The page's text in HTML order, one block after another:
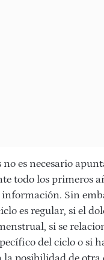
no es necesario
todo los primeros
Sin
es regular, si el
si se
del ciclo o si